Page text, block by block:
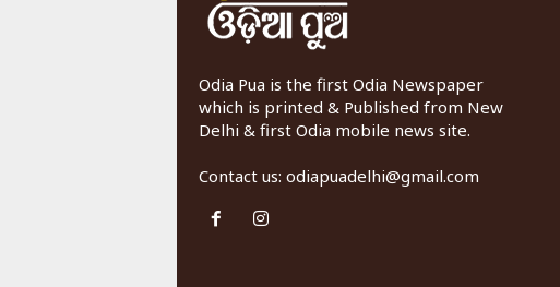
Odia Pua is the first Odia Newspaper
which is printed & Published from New
Delhi & first Odia mobile news site.
Contact us: odiapuadelhi@gmail.com